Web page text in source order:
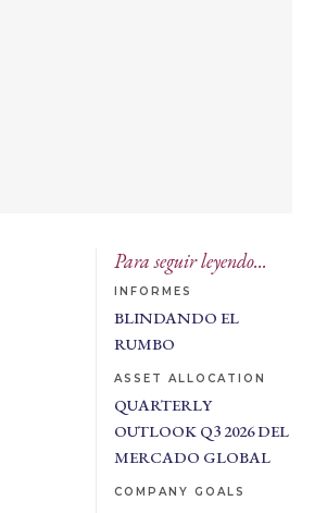
Para seguir leyendo...
INFORMES
BLINDANDO EL
RUMBO
ASSET ALLOCATION
QUARTERLY
OUTLOOK Q3 2026 DEL
MERCADO GLOBAL
COMPANY GOALS